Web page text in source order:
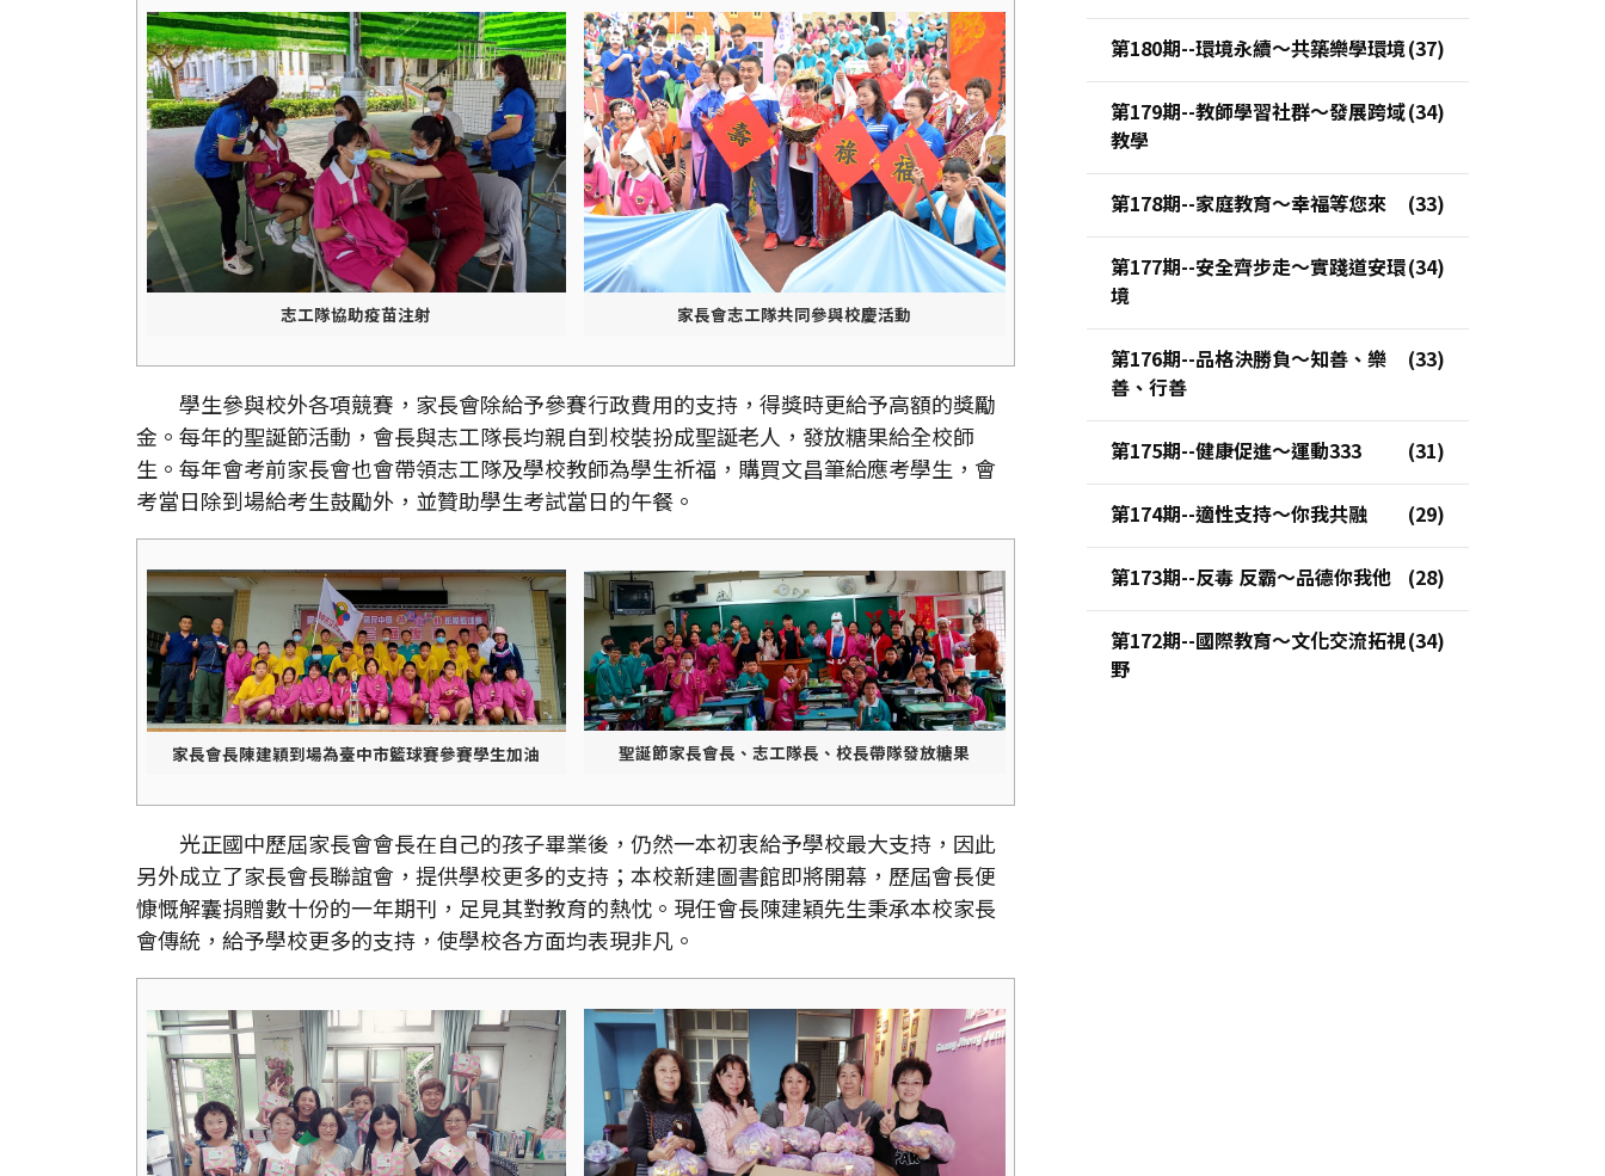
志工隊協助疫苗注射 家長會志工隊共同參與校慶活動
學生參與校外各項競賽，家長會除給予參賽行政費用的支持，得獎時更給予高額的獎勵
金。每年的聖誕節活動，會長與志工隊長均親自到校裝扮成聖誕老人，發放糖果給全校師
生。每年會考前家長會也會帶領志工隊及學校教師為學生祈福，購買文昌筆給應考學生，會
考當日除到場給考生鼓勵外，並贊助學生考試當日的午餐。
家長會長陳建穎到場為臺中市籃球賽參賽學生加油 聖誕節家長會長、志工隊長、校長帶隊發放糖果
光正國中歷屆家長會會長在自己的孩子畢業後，仍然一本初衷給予學校最大支持，因此
另外成立了家長會長聯誼會，提供學校更多的支持；本校新建圖書館即將開幕，歷屆會長便
慷慨解囊捐贈數十份的一年期刊，足見其對教育的熱忱。現任會長陳建穎先生秉承本校家長
會傳統，給予學校更多的支持，使學校各方面均表現非凡。
第180期--環境永續～共築樂學環境
第179期--教師學習社群～發展跨域
教學
第178期--家庭教育～幸福等您來
第177期--安全齊步走～實踐道安環
境
第176期--品格決勝負～知善、樂
善、行善
第175期--健康促進～運動333
第174期--適性支持～你我共融
第173期--反毒 反霸～品德你我他
第172期--國際教育～文化交流拓視
野